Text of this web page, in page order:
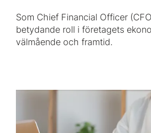
Som Chief Financial Officer
betydande roll i företagets
välmående och framtid.